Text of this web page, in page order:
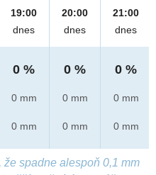
19:00
dnes
0 %
0 mm
0 mm
20:00
dnes
0 %
0 mm
0 mm
21:00
dnes
0 %
0 mm
0 mm
spadne alespoň 0,1 mm